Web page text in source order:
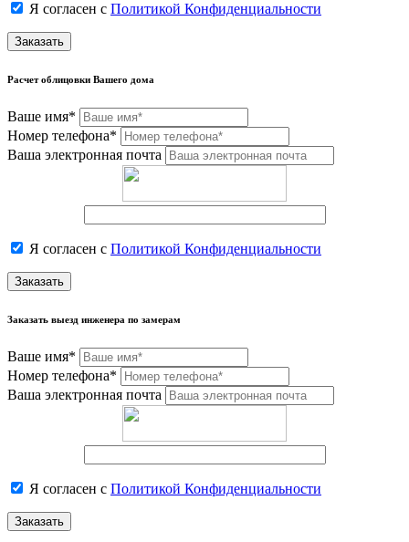
Я согласен с Политикой Конфиденциальности
Заказать
Расчет облицовки Вашего дома
Ваше имя*
Номер телефона*
Ваша электронная почта
Я согласен с Политикой Конфиденциальности
Заказать
Заказать выезд инженера по замерам
Ваше имя*
Номер телефона*
Ваша электронная почта
Я согласен с Политикой Конфиденциальности
Заказать